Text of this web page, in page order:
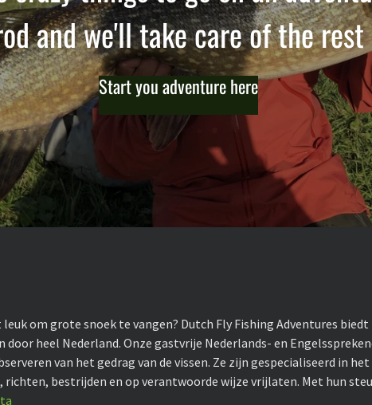
and we'll take care of the rest
Start you adventure here
om grote snoek te vangen? Dutch Fly Fishing Adventures
heel Nederland. Onze gastvrije Nederlands- en
van het gedrag van de vissen. Ze zijn gespecialiseerd in
richten, bestrijden en op verantwoorde wijze vrijlaten. Met hun